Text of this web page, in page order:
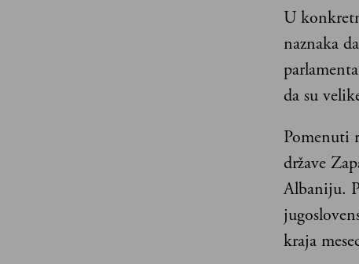
U
naznaka
da su
Pomenuti
države
Albaniju.
kraja